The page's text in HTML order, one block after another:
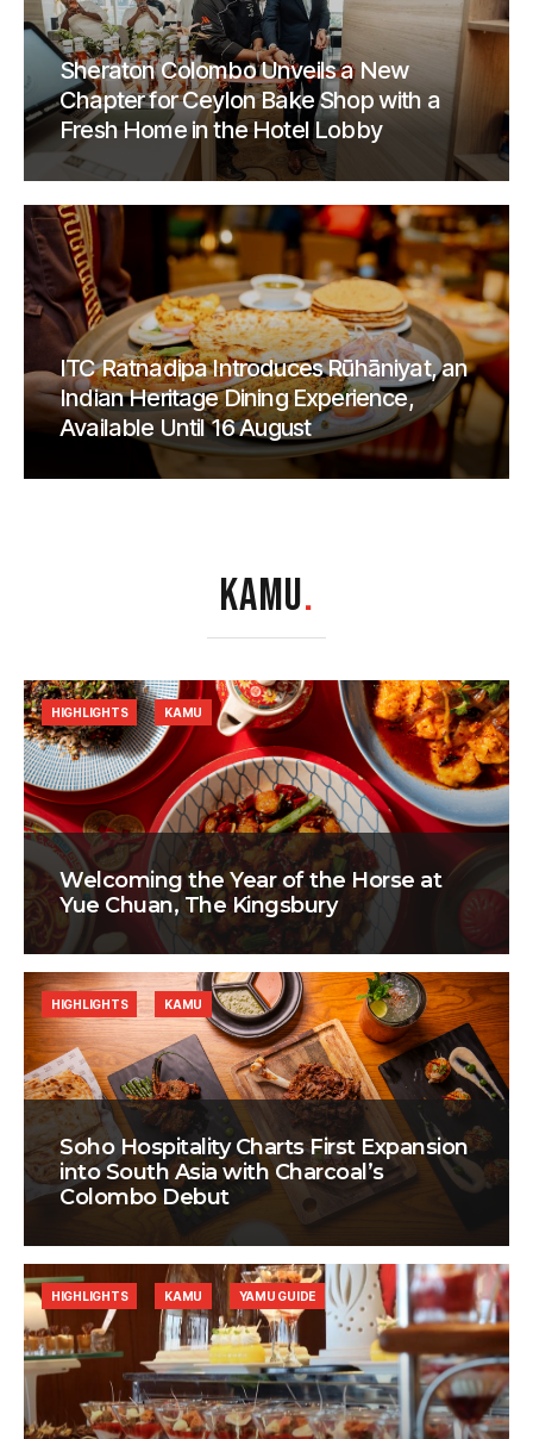
Sheraton Colombo Unveils a New
Chapter for Ceylon Bake Shop with a
Fresh Home in the Hotel Lobby
ITC Ratnadipa Introduces Rūhāniyat, an
Indian Heritage Dining Experience,
Available Until 16 August
KAMU.
Welcoming the Year of the Horse at
Yue Chuan, The Kingsbury
HIGHLIGHTS KAMU
Soho Hospitality Charts First Expansion
into South Asia with Charcoal’s
Colombo Debut
HIGHLIGHTS KAMU
HIGHLIGHTS KAMU YAMU GUIDE